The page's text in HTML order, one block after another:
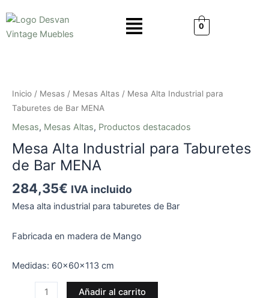
contenido
Menú
0
Inicio / Mesas / Mesas Altas / Mesa Alta Industrial para
Taburetes de Bar MENA
Mesas, Mesas Altas, Productos destacados
Mesa Alta Industrial para Taburetes
de Bar MENA
284,35€ IVA incluido
Mesa alta industrial para taburetes de Bar
Fabricada en madera de Mango
Medidas: 60x60x113 cm
Industrial
para
de
Bar
MENA
Añadir al carrito